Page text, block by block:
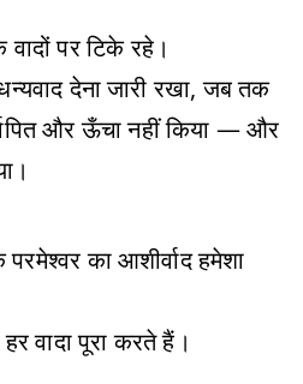
पर टिके रहे।
देना जारी रखा, जब तक
और ऊँचा नहीं किया — और
परमेश्वर का आशीर्वाद हमेशा
वादा पूरा करते हैं।